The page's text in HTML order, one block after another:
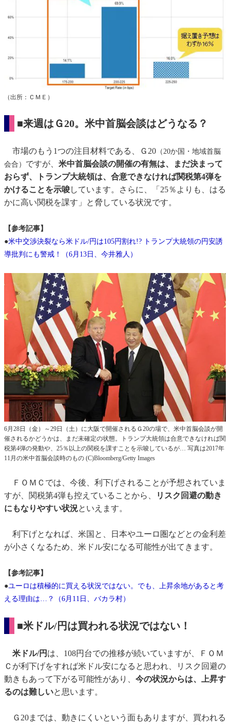
（出所：ＣＭＥ）
■来週はＧ20。米中首脳会談はどうなる？
市場のもう1つの注目材料である、Ｇ20 （20か国・地域首脳
会合） ですが、 米中首脳会談の開催の有無は、まだ決まって
おらず、トランプ大統領は、合意できなければ関税第4弾を
かけることを示唆しています。さらに、「25％よりも、はる
かに高い関税を課す」と脅している状況です。
【参考記事】
●米中交渉決裂なら米ドル/円は105円割れ!? トランプ大統領の円安誘
導批判にも警戒！（6月13日、今井雅人）
6月28日（金）～29日（土）に大阪で開催されるＧ20の場で、米中首脳会談が開
催されるかどうかは、まだ未確定の状態。トランプ大統領は合意できなければ関
税第4弾の発動や、25％以上の関税を課すことを示唆しているが… 写真は2017年
11月の米中首脳会談時のもの (C)Bloomberg/Getty Images
ＦＯＭＣでは、今後、利下げされることが予想されていま
すが、関税第4弾も控えていることから、
リスク回避の動き
にもなりやすい状況といえます。
利下げとなれば、米国と、日本やユーロ圏などとの金利差
が小さくなるため、米ドル安になる可能性が出てきます。
【参考記事】
●ユーロは積極的に買える状況ではない。でも、上昇余地があると考
える理由は…？（6月11日、バカラ村）
■米ドル/円は買われる状況ではない！
米ドル/円 は、108円台での推移が続いていますが、ＦＯＭ
Ｃが利下げをすれば米ドル安になると思われ、リスク回避の
動きもあって下がる可能性があり、 今の状況からは、上昇す
るのは難しいと思います。
Ｇ20までは、動きにくいという面もありますが、買われる